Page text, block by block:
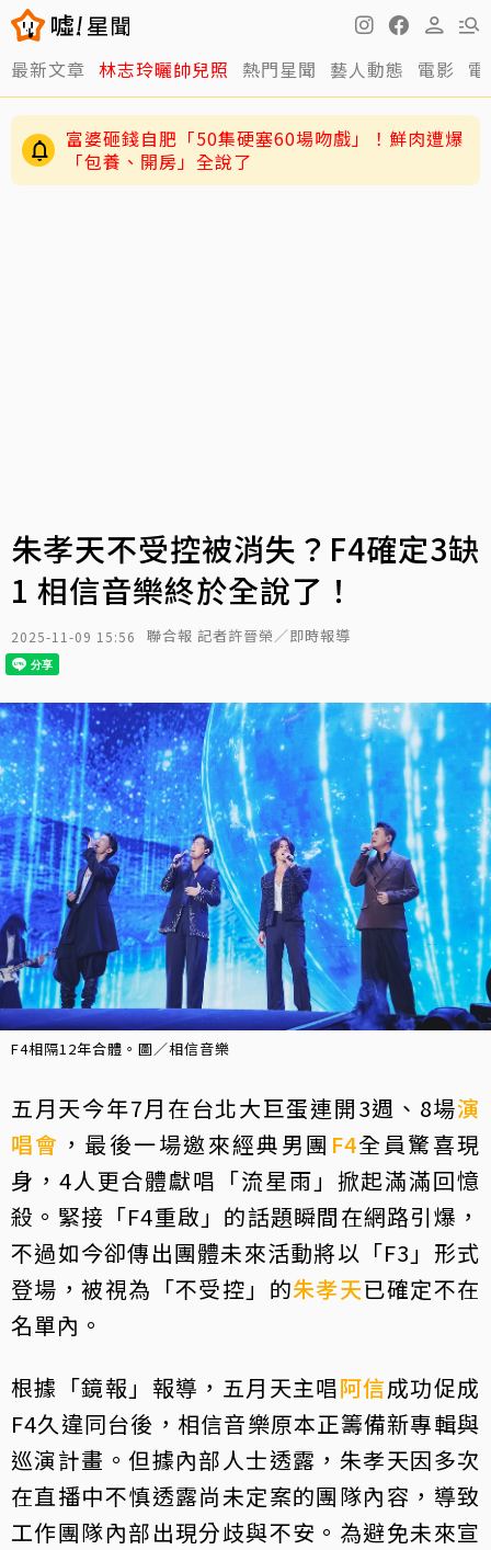
最新文章 林志玲曬帥兒照 熱門星聞 藝人動態 電影
富婆砸錢自肥「50集硬塞60場吻戲」！鮮肉遭爆
「包養、開房」全說了
朱孝天不受控被消失？F4確定3缺
1 相信音樂終於全說了！
2025-11-09 15:56 聯合報 記者許晉榮／即時報導
F4相隔12年合體。圖／相信音樂
五月天今年7月在台北大巨蛋連開3週、8場演
唱會 ，最後一場邀來經典男團 F4全員驚喜現
身，4人更合體獻唱「流星雨」掀起滿滿回憶
殺。緊接「F4重啟」的話題瞬間在網路引爆，
不過如今卻傳出團體未來活動將以「F3」形式
登場，被視為「不受控」的朱孝天已確定不在
名單內。
根據「鏡報」報導，五月天主唱阿信成功促成
F4久違同台後，相信音樂原本正籌備新專輯與
巡演計畫。但據內部人士透露，朱孝天因多次
在直播中不慎透露尚未定案的團隊內容，導致
工作團隊內部出現分歧與不安。為避免未來宣